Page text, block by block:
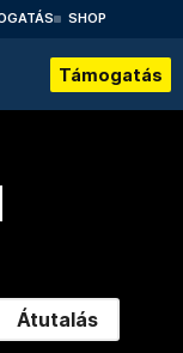
SHOP
Támogatás
Átutalás